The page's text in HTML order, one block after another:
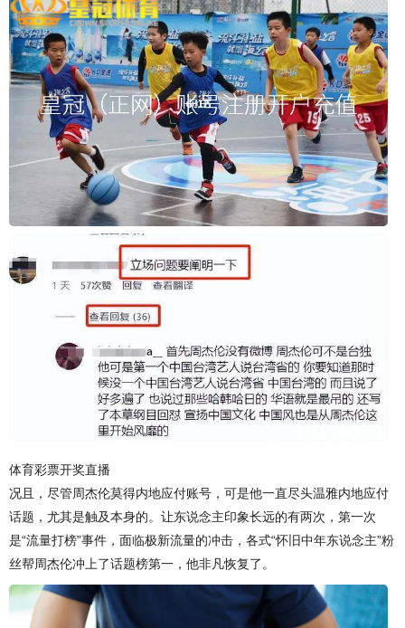
体育彩票开奖直播
况且，尽管周杰伦莫得内地应付账号，可是他一直尽头温雅内地应付
话题，尤其是触及本身的。让东说念主印象长远的有两次，第一次
是“流量打榜”事件，面临极新流量的冲击，各式“怀旧中年东说念主”粉
丝帮周杰伦冲上了话题榜第一，他非凡恢复了。